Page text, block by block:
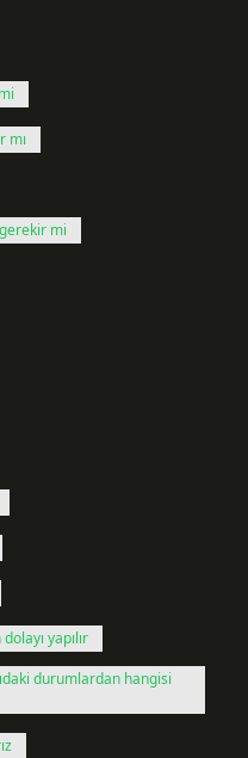
mı
mi
yapılır
durumlardan hangisi